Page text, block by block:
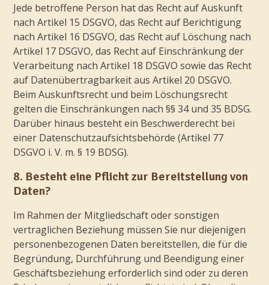
Jede betroffene Person hat das Recht auf Auskunft
nach Artikel 15 DSGVO, das Recht auf Berichtigung
nach Artikel 16 DSGVO, das Recht auf Löschung nach
Artikel 17 DSGVO, das Recht auf Einschränkung der
Verarbeitung nach Artikel 18 DSGVO sowie das Recht
auf Datenübertragbarkeit aus Artikel 20 DSGVO.
Beim Auskunftsrecht und beim Löschungsrecht
gelten die Einschränkungen nach §§ 34 und 35 BDSG.
Darüber hinaus besteht ein Beschwerderecht bei
einer Datenschutzaufsichtsbehörde (Artikel 77
DSGVO i. V. m. § 19 BDSG).
8. Besteht eine Pflicht zur Bereitstellung von
Daten?
Im Rahmen der Mitgliedschaft oder sonstigen
vertraglichen Beziehung müssen Sie nur diejenigen
personenbezogenen Daten bereitstellen, die für die
Begründung, Durchführung und Beendigung einer
Geschäftsbeziehung erforderlich sind oder zu deren